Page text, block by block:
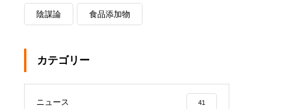
陰謀論 食品添加物
カテゴリー
ニュース 41